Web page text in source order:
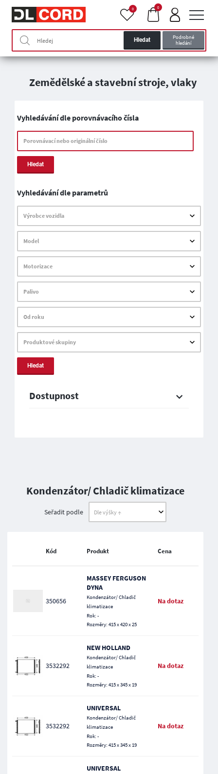
Hledat
Podrobné
hledání
0 0
Zemědělské a stavební stroje, vlaky
Vyhledávání dle porovnávacího čísla
Porovnávací nebo originální číslo
Hledat
Vyhledávání dle parametrů
Výrobce vozidla
Model
Motorizace
Palivo
Od roku
Produktové skupiny
Hledat
Dostupnost
Kondenzátor/ Chladič klimatizace
Seřadit podle
Kód Produkt Cena
350656
MASSEY FERGUSON
DYNA
Kondenzátor/ Chladič
klimatizace
Rok: -
Rozměry: 415 x 420 x 25
Na dotaz
3532292
NEW HOLLAND
Kondenzátor/ Chladič
klimatizace
Rok: -
Rozměry: 415 x 345 x 19
Na dotaz
3532292
UNIVERSAL
Kondenzátor/ Chladič
klimatizace
Rok: -
Rozměry: 415 x 345 x 19
Na dotaz
UNIVERSAL